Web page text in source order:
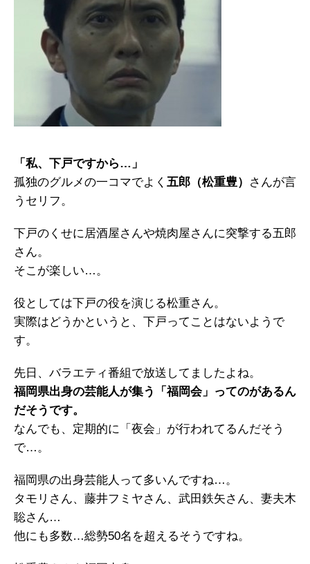
「私、下戸ですから…」
孤独のグルメの一コマでよく 五郎（松重豊）
さんが言
うセリフ。
下戸のくせに居酒屋さんや焼肉屋さんに突撃する五郎
さん。
そこが楽しい…。
役としては下戸の役を演じる松重さん。
実際はどうかというと、下戸ってことはないようで
す。
先日、バラエティ番組で放送してましたよね。
福岡県出身の芸能人が集う「福岡会」ってのがあるん
だそうです。
なんでも、定期的に「夜会」が行われてるんだそう
で…。
福岡県の出身芸能人って多いんですね…。
タモリさん、藤井フミヤさん、武田鉄矢さん、妻夫木
聡さん…
他にも多数…総勢50名を超えるそうですね。